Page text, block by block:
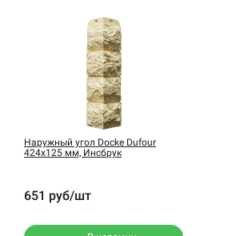
Наружный угол Docke Dufour
424х125 мм, Инсбрук
651 руб/шт